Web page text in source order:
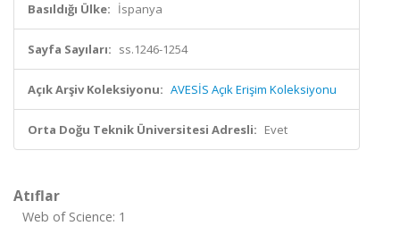
Basıldığı Ülke: İspanya
Sayfa Sayıları: ss.1246-1254
Açık Arşiv Koleksiyonu: AVESİS Açık Erişim Koleksiyonu
Orta Doğu Teknik Üniversitesi Adresli: Evet
Atıflar
Web of Science: 1